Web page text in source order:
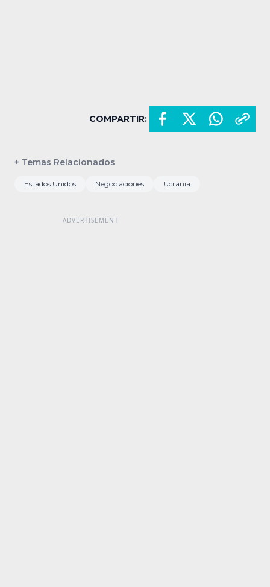
COMPARTIR:
+ Temas Relacionados
Estados Unidos Negociaciones Ucrania